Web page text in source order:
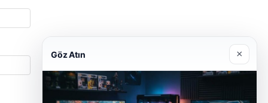
Göz Atın ×